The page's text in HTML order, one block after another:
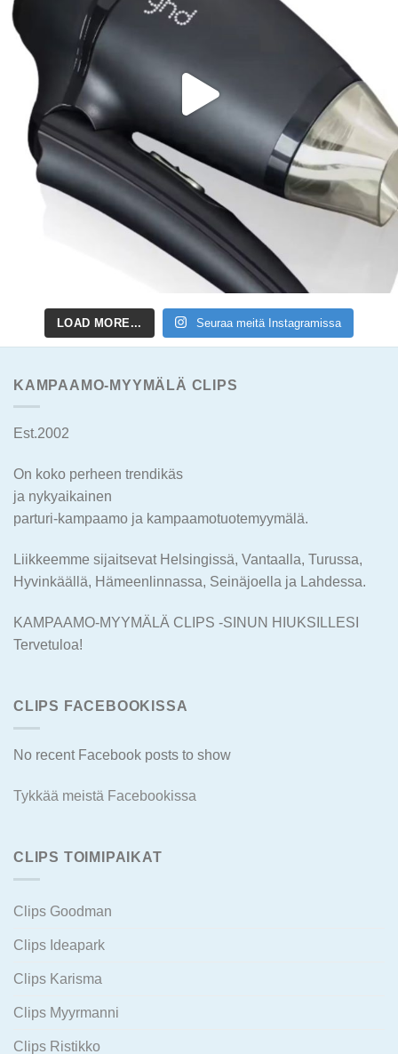
LOAD MORE... Seuraa meitä Instagramissa
KAMPAAMO-MYYMÄLÄ CLIPS
Est.2002
On koko perheen trendikäs
ja nykyaikainen
parturi-kampaamo ja kampaamotuotemyymälä.
Liikkeemme sijaitsevat Helsingissä, Vantaalla, Turussa,
Hyvinkäällä, Hämeenlinnassa, Seinäjoella ja Lahdessa.
KAMPAAMO-MYYMÄLÄ CLIPS -SINUN HIUKSILLESI
Tervetuloa!
CLIPS FACEBOOKISSA
No recent Facebook posts to show
Tykkää meistä Facebookissa
CLIPS TOIMIPAIKAT
Clips Goodman
Clips Ideapark
Clips Karisma
Clips Myyrmanni
Clips Ristikko